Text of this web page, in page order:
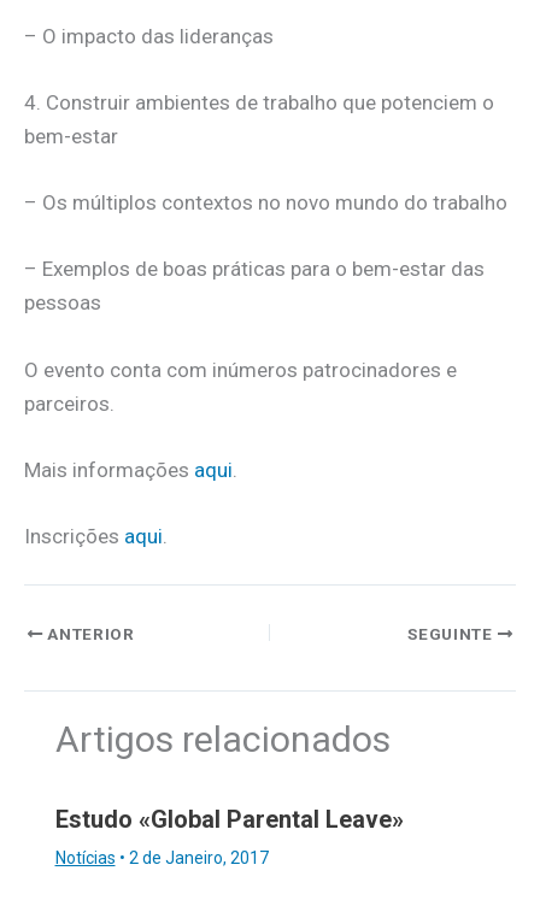
– O impacto das lideranças
4. Construir ambientes de trabalho que potenciem o
bem-estar
– Os múltiplos contextos no novo mundo do trabalho
– Exemplos de boas práticas para o bem-estar das
pessoas
O evento conta com inúmeros patrocinadores e
parceiros.
Mais informações aqui
Inscrições aqui.
ANTERIOR SEGUINTE
Artigos relacionados
Estudo «Global Parental Leave»
Notícias • 2 de Janeiro, 2017